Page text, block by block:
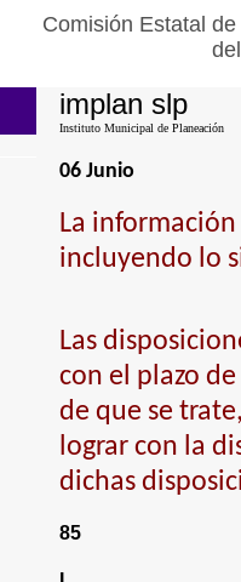
Comisión Estatal
implan slp
Instituto Municipal de Planeación
06 Junio
La
incluyendo lo
Las
con el plazo
de que se
lograr con la
dichas
85